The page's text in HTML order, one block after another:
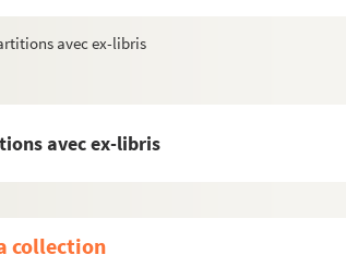
avec ex-libris
avec ex-libris
collection